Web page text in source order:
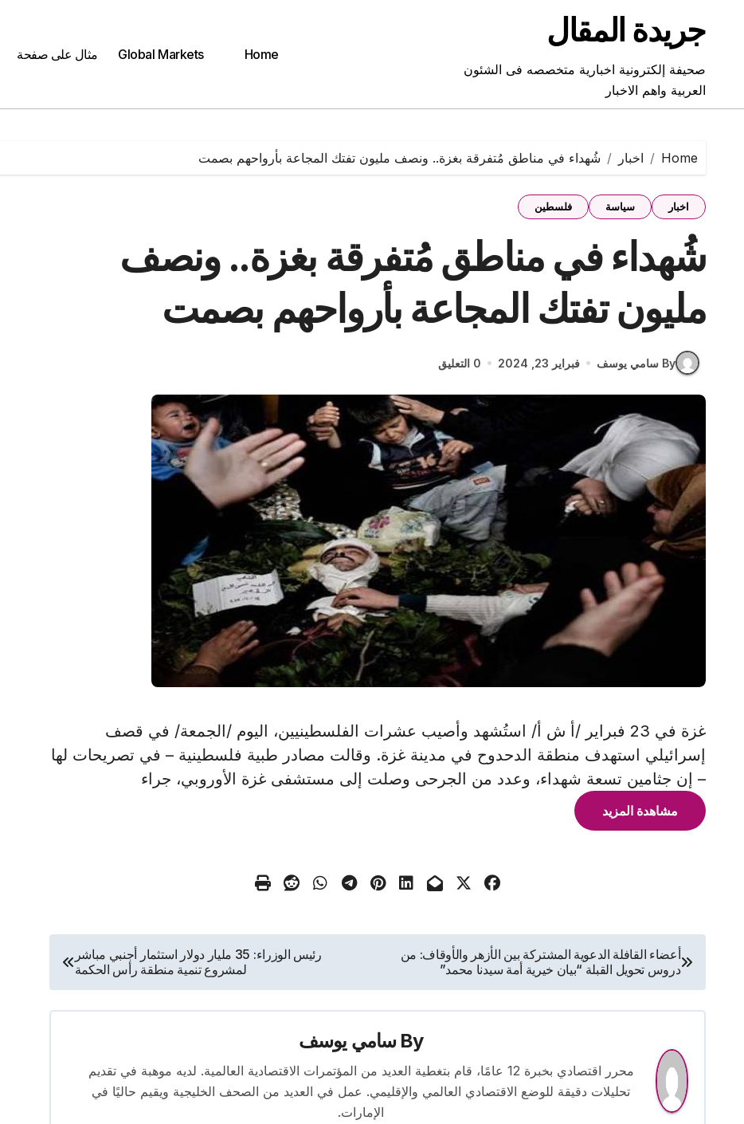
contentجريدة المقال
صحيفة إلكترونية اخبارية متخصصه فى الشئون
العربية واهم الاخبار
Home
Global Markets مثال على صفحة
Home اخبار شُهداء في مناطق مُتفرقة بغزة.. ونصف مليون تفتك المجاعة بأرواحهم بصمت
اخبار سياسة فلسطين
شُهداء في مناطق مُتفرقة بغزة.. ونصف
مليون تفتك المجاعة بأرواحهم بصمت
By سامي يوسف فبراير 23, 2024 0 التعليق
غزة في 23 فبراير /أ ش أ/ استُشهد وأصيب عشرات الفلسطينيين، اليوم /الجمعة/ في قصف
إسرائيلي استهدف منطقة الدحدوح في مدينة غزة. وقالت مصادر طبية فلسطينية – في تصريحات لها
– إن جثامين تسعة شهداء، وعدد من الجرحى وصلت إلى مستشفى غزة الأوروبي، جراء
مشاهدة المزيد
تصفّح
المقالات
أعضاء القافلة الدعوية المشتركة بين الأزهر والأوقاف: من
دروس تحويل القبلة “بيان خيرية أمة سيدنا محمد”
رئيس الوزراء: 35 مليار دولار استثمار أجنبي مباشر
لمشروع تنمية منطقة رأس الحكمة
By سامي يوسف
محرر اقتصادي بخبرة 12 عامًا، قام بتغطية العديد من المؤتمرات الاقتصادية العالمية. لديه موهبة في تقديم
تحليلات دقيقة للوضع الاقتصادي العالمي والإقليمي. عمل في العديد من الصحف الخليجية ويقيم حاليًا في
الإمارات.